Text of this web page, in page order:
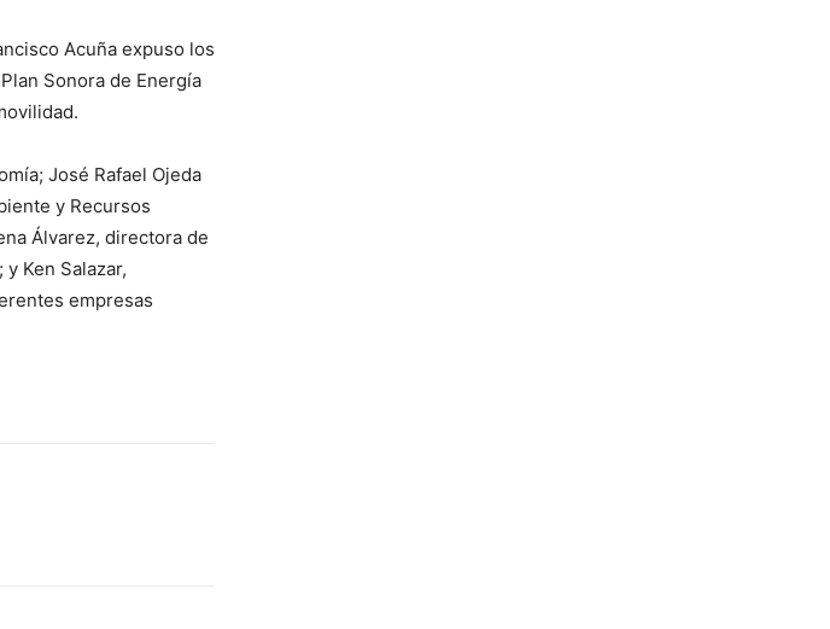
Acuña expuso los
Sonora de Energía
José Rafael Ojeda
y Recursos
Álvarez, directora de
Ken Salazar,
empresas